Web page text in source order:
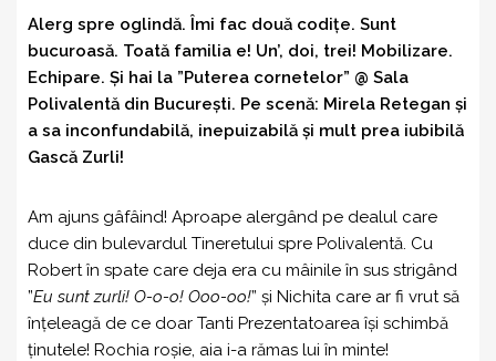
Alerg spre oglindă. Îmi fac două codițe. Sunt
bucuroasă. Toată familia e! Un’, doi, trei! Mobilizare.
Echipare. Și hai la ”Puterea cornetelor” @ Sala
Polivalentă din București. Pe scenă: Mirela Retegan și
a sa inconfundabilă, inepuizabilă și mult prea iubibilă
Gască Zurli!
Am ajuns gâfâind! Aproape alergând pe dealul care
duce din bulevardul Tineretului spre Polivalentă. Cu
Robert în spate care deja era cu mâinile în sus strigând
”Eu sunt zurli! O-o-o! Ooo-oo!” și Nichita care ar fi vrut să
înțeleagă de ce doar Tanti Prezentatoarea își schimbă
ținutele! Rochia roșie, aia i-a rămas lui în minte!